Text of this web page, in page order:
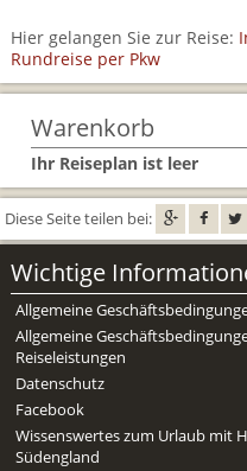
Reiseversicherung
Unterkünfte
Zimmer
Hier gelangen Sie zur Reise:
Rundreise per Pkw
Warenkorb
Ihr Reiseplan ist leer
Diese Seite teilen bei:
Wichtige
Allgemeine
Allgemeine
Reiseleistungen
Datenschutz
Facebook
Wissenswertes zum Urlaub mit
Südengland